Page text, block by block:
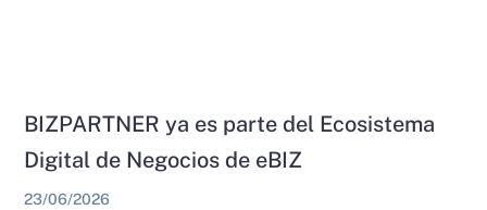
BIZPARTNER ya es parte del Ecosistema
Digital de Negocios de eBIZ
23/06/2026